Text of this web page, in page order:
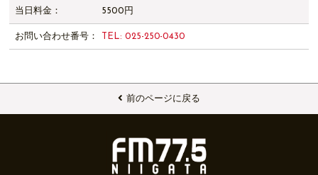
当日料金： 5500円
お問い合わせ番号： TEL: 025-250-0430
前のページに戻る